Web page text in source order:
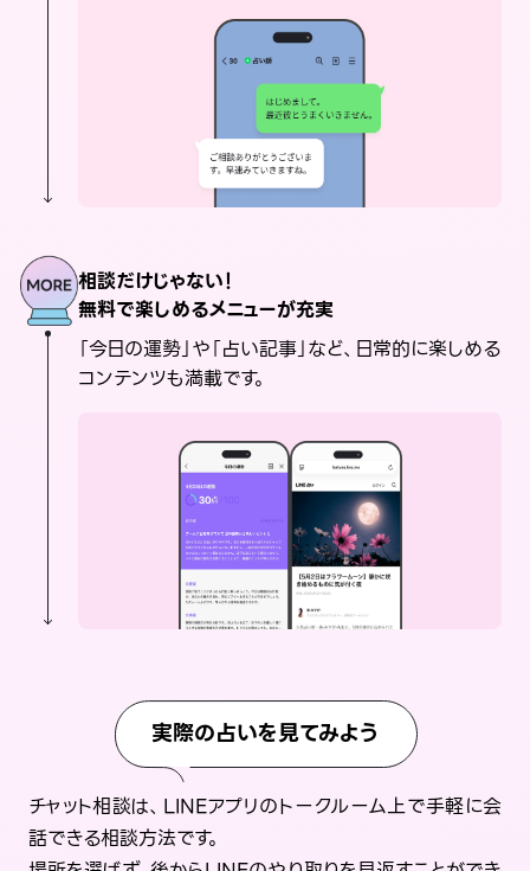
相談だけじゃない！
無料で楽しめるメニューが充実
「今日の運勢」や「占い記事」など、日常的に楽しめる
コンテンツも満載です。
実際の占いを見てみよう
チャット相談は、LINEアプリのトークルーム上で手軽に会
話できる相談方法です。